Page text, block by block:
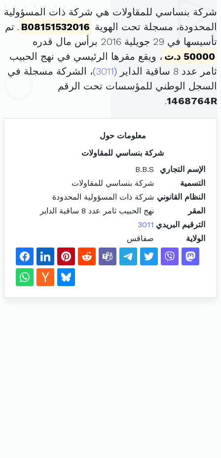
شركة بنساسي للمقاولات هي شركة ذات المسؤولية
المحدودة، مسجلة تحت الهوية B08151532016 . تم
تأسيسها في 29 جويلية 2016 برأس مال قدره
50000 د.ت
، ويقع مقرها الرئيسي في نهج الحبيب
ثامر عدد 8 ساقية الداير (
3011)، الشركة مسجلة في
السجل الوطني للمؤسسات تحت الرقم
1468764R
.
معلومات حول
شركة بنساسي للمقاولات
الإسم التجاري
B.B.S
التسمية
شركة بنساسي للمقاولات
النظام القانوني شركة ذات المسؤولية المحدودة
المقر
نهج الحبيب ثامر عدد 8 ساقية الداير
الترقيم البريدي 3011
الولاية
صفاقس